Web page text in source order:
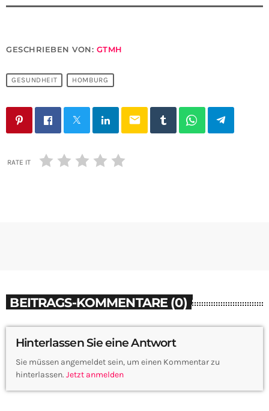
GESCHRIEBEN VON: GTMH
GESUNDHEIT HOMBURG
email
RATE IT
BEITRAGS-KOMMENTARE (0)
Hinterlassen Sie eine Antwort
Sie müssen angemeldet sein, um einen Kommentar zu
hinterlassen. Jetzt anmelden